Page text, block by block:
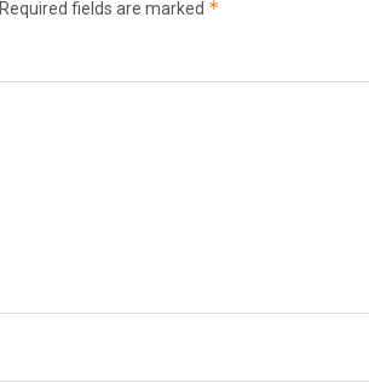
Required fields are marked *